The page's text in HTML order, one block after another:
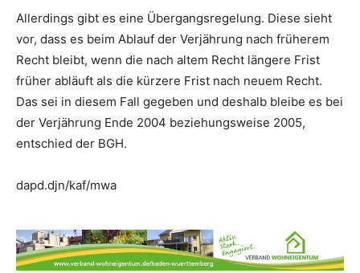
Allerdings gibt es eine Übergangsregelung. Diese sieht
vor, dass es beim Ablauf der Verjährung nach früherem
Recht bleibt, wenn die nach altem Recht längere Frist
früher abläuft als die kürzere Frist nach neuem Recht.
Das sei in diesem Fall gegeben und deshalb bleibe es bei
der Verjährung Ende 2004 beziehungsweise 2005,
entschied der BGH.
dapd.djn/kaf/mwa